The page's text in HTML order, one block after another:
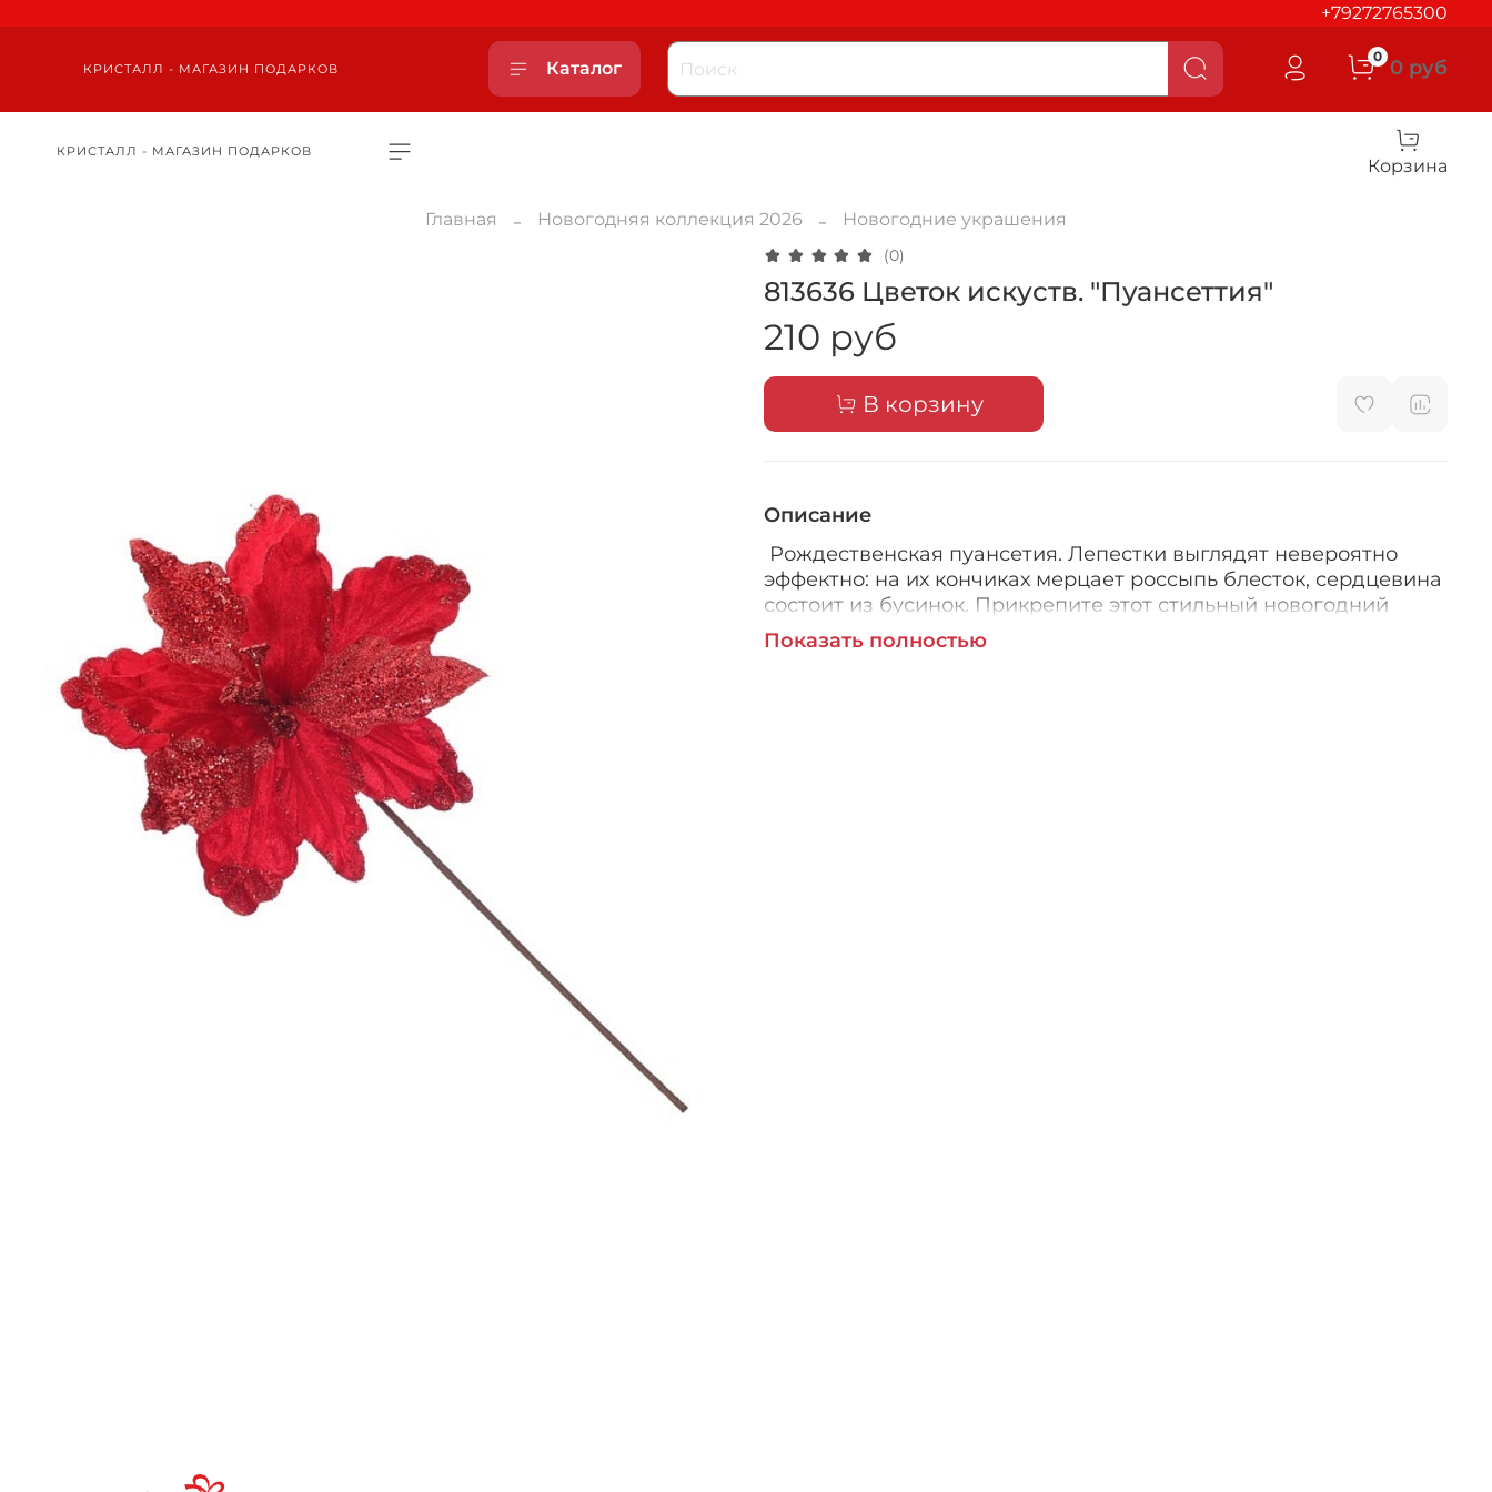
+79272765300
КРИСТАЛЛ - МАГАЗИН ПОДАРКОВ Каталог
0 0 руб
КРИСТАЛЛ - МАГАЗИН ПОДАРКОВ
Корзина
Главная Новогодняя коллекция 2026 Новогодние украшения
(0)
813636 Цветок искуств. "Пуансеттия"
210 руб
В корзину
Описание
Рождественская пуансетия. Лепестки выглядят невероятно
эффектно: на их кончиках мерцает россыпь блесток, сердцевина
состоит из бусинок. Прикрепите этот стильный новогодний
цветок на елку и она заиграет яркими красками.
Показать полностью